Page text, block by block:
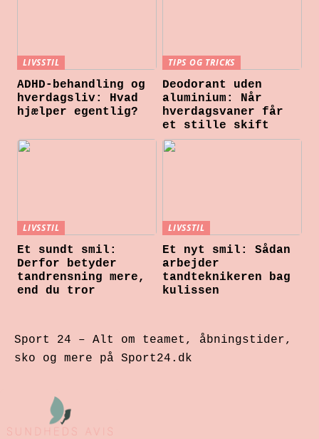
LIVSSTIL
ADHD-behandling og
hverdagsliv: Hvad
hjælper egentlig?
TIPS OG TRICKS
Deodorant uden
aluminium: Når
hverdagsvaner får
et stille skift
LIVSSTIL
Et sundt smil:
Derfor betyder
tandrensning mere,
end du tror
LIVSSTIL
Et nyt smil: Sådan
arbejder
tandteknikeren bag
kulissen
Sport 24 – Alt om teamet, åbningstider,
sko og mere på Sport24.dk